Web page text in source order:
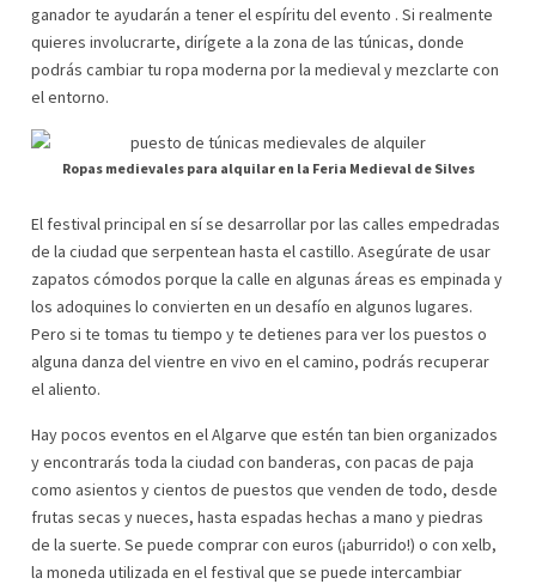
ganador te ayudarán a tener el espíritu del evento . Si realmente
quieres involucrarte, dirígete a la zona de las túnicas, donde
podrás cambiar tu ropa moderna por la medieval y mezclarte con
el entorno.
Ropas medievales para alquilar en la Feria Medieval de Silves
El festival principal en sí se desarrollar por las calles empedradas
de la ciudad que serpentean hasta el castillo. Asegúrate de usar
zapatos cómodos porque la calle en algunas áreas es empinada y
los adoquines lo convierten en un desafío en algunos lugares.
Pero si te tomas tu tiempo y te detienes para ver los puestos o
alguna danza del vientre en vivo en el camino, podrás recuperar
el aliento.
Hay pocos eventos en el Algarve que estén tan bien organizados
y encontrarás toda la ciudad con banderas, con pacas de paja
como asientos y cientos de puestos que venden de todo, desde
frutas secas y nueces, hasta espadas hechas a mano y piedras
de la suerte. Se puede comprar con euros (¡aburrido!) o con xelb,
la moneda utilizada en el festival que se puede intercambiar